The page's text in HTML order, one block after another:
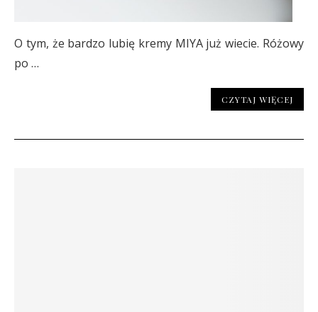
O tym, że bardzo lubię kremy MIYA już wiecie. Różowy
po …
CZYTAJ WIĘCEJ